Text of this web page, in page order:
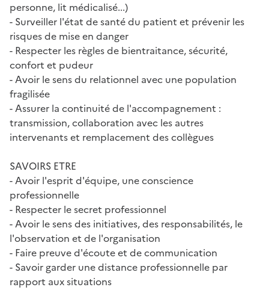
personne, lit médicalisé...)
- Surveiller l'état de santé du patient et prévenir les
risques de mise en danger
- Respecter les règles de bientraitance, sécurité,
confort et pudeur
- Avoir le sens du relationnel avec une population
fragilisée
- Assurer la continuité de l'accompagnement :
transmission, collaboration avec les autres
intervenants et remplacement des collègues
SAVOIRS ETRE
- Avoir l'esprit d'équipe, une conscience
professionnelle
- Respecter le secret professionnel
- Avoir le sens des initiatives, des responsabilités, le
l'observation et de l'organisation
- Faire preuve d'écoute et de communication
- Savoir garder une distance professionnelle par
rapport aux situations